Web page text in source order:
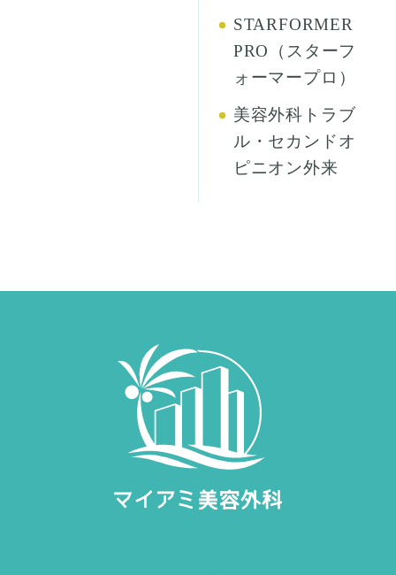
STARFORMER
PRO（スターフ
ォーマープロ）
美容外科トラブ
ル・セカンドオ
ピニオン外来